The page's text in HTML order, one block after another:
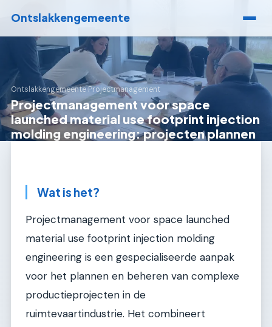
Ontslakkengemeente
Ontslakkengemeente›Projectmanagement
Projectmanagement voor space
launched material use footprint injection
molding engineering: projecten plannen
Wat is het?
Projectmanagement voor space launched
material use footprint injection molding
engineering is een gespecialiseerde aanpak
voor het plannen en beheren van complexe
productieprojecten in de
ruimtevaartindustrie. Het combineert